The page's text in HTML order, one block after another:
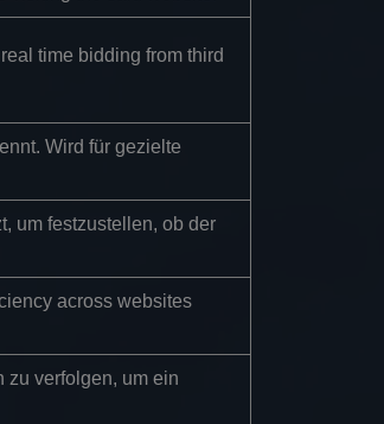
time bidding from third
Wird für gezielte
um festzustellen, ob der
across websites
zu verfolgen, um ein